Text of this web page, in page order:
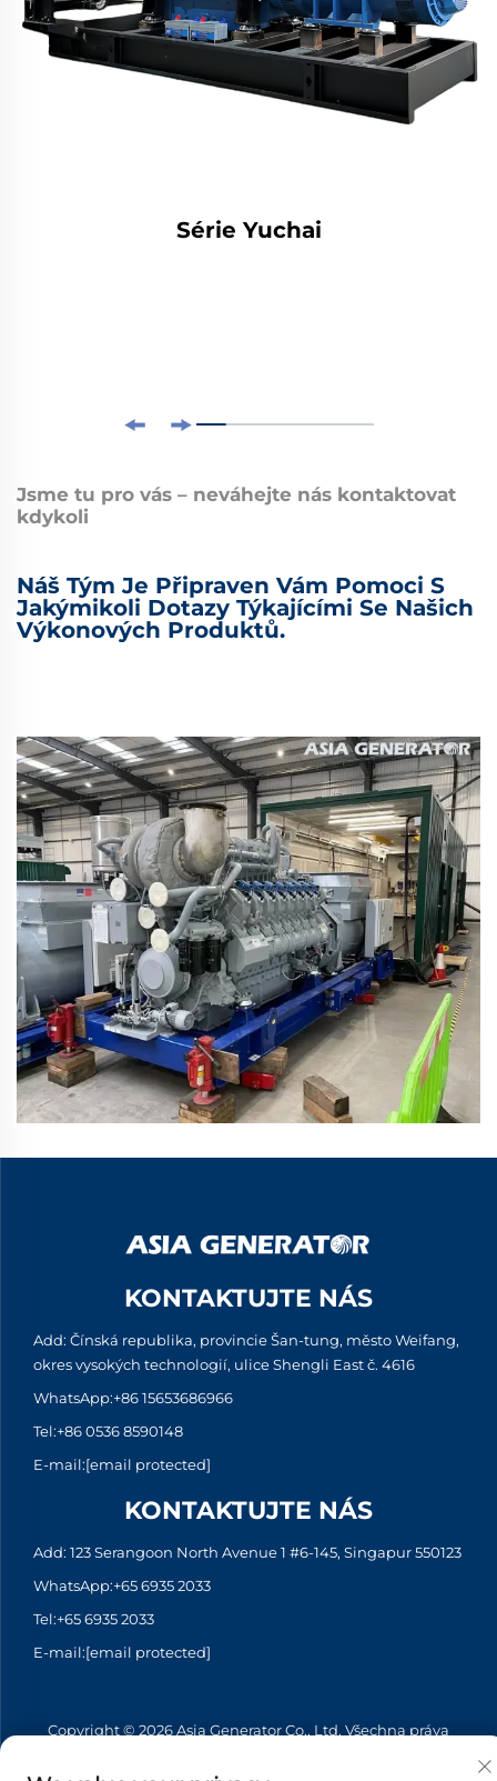
Série Yuchai
Jsme tu pro vás – neváhejte nás kontaktovat
kdykoli
Náš Tým Je Připraven Vám Pomoci S
Jakýmikoli Dotazy Týkajícími Se Našich
Výkonových Produktů.
KONTAKTUJTE NÁS
Add: Čínská republika, provincie Šan-tung, město Weifang,
okres vysokých technologií, ulice Shengli East č. 4616
WhatsApp:+86 15653686966
Tel:+86 0536 8590148
E-mail:[email protected]
KONTAKTUJTE NÁS
Add: 123 Serangoon North Avenue 1 #6-145, Singapur 550123
WhatsApp:+65 6935 2033
Tel:+65 6935 2033
E-mail:[email protected]
Copyright © 2026 Asia Generator Co., Ltd. Všechna práva